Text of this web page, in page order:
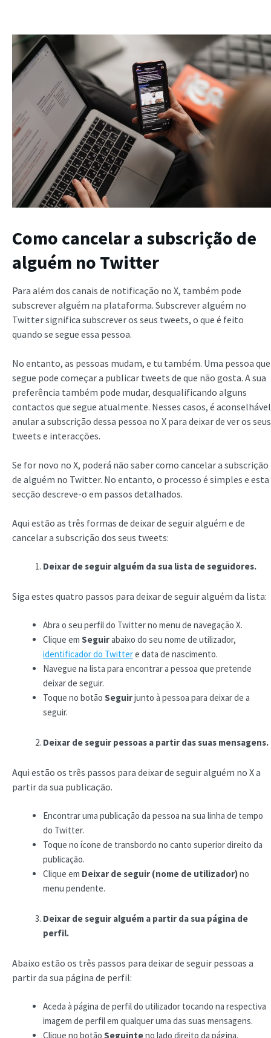
Como cancelar a subscrição de
alguém no Twitter
Para além dos canais de notificação no X, também pode
subscrever alguém na plataforma. Subscrever alguém no
Twitter significa subscrever os seus tweets, o que é feito
quando se segue essa pessoa.
No entanto, as pessoas mudam, e tu também. Uma pessoa que
segue pode começar a publicar tweets de que não gosta. A sua
preferência também pode mudar, desqualificando alguns
contactos que segue atualmente. Nesses casos, é aconselhável
anular a subscrição dessa pessoa no X para deixar de ver os seus
tweets e interacções.
Se for novo no X, poderá não saber como cancelar a subscrição
de alguém no Twitter. No entanto, o processo é simples e esta
secção descreve-o em passos detalhados.
Aqui estão as três formas de deixar de seguir alguém e de
cancelar a subscrição dos seus tweets:
Deixar de seguir alguém da sua lista de seguidores.
Siga estes quatro passos para deixar de seguir alguém da lista:
Abra o seu perfil do Twitter no menu de navegação X.
Clique em Seguirabaixo do seu nome de utilizador,
identificador do Twittere data de nascimento.
Navegue na lista para encontrar a pessoa que pretende
deixar de seguir.
Toque no botão Seguirjunto à pessoa para deixar de a
seguir.
Deixar de seguir pessoas a partir das suas mensagens.
Aqui estão os três passos para deixar de seguir alguém no X a
partir da sua publicação.
Encontrar uma publicação da pessoa na sua linha de tempo
do Twitter.
Toque no ícone de transbordo no canto superior direito da
publicação.
Clique em Deixar de seguir (nome de utilizador)no
menu pendente.
Deixar de seguir alguém a partir da sua página de
perfil.
Abaixo estão os três passos para deixar de seguir pessoas a
partir da sua página de perfil:
Aceda à página de perfil do utilizador tocando na respectiva
imagem de perfil em qualquer uma das suas mensagens.
Clique no botão Seguinteno lado direito da página.